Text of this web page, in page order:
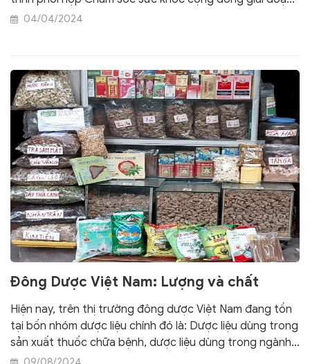
2024-2029.
04/04/2024
Đông Dược Việt Nam: Lượng và chất
Hiện nay, trên thị trường đông dược Việt Nam đang tồn
tại bốn nhóm dược liệu chính đó là: Dược liệu dùng trong
sản xuất thuốc chữa bệnh, dược liệu dùng trong ngành
mỹ phẩm; dùng trong thực phẩm bảo vệ sức khỏe; cuối